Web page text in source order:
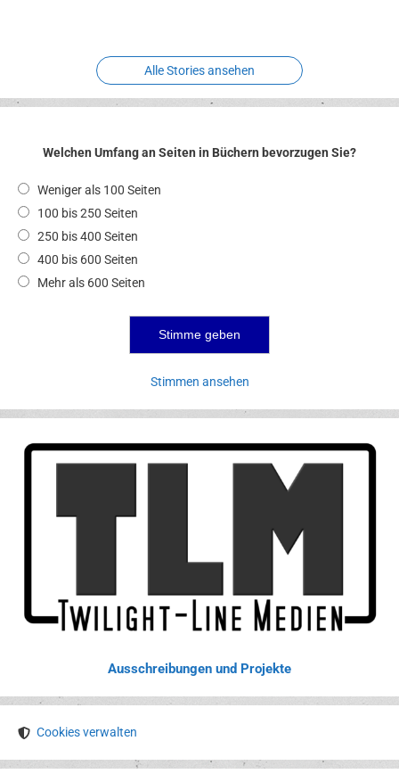
Alle Stories ansehen
Welchen Umfang an Seiten in Büchern bevorzugen Sie?
Weniger als 100 Seiten
100 bis 250 Seiten
250 bis 400 Seiten
400 bis 600 Seiten
Mehr als 600 Seiten
Stimmen ansehen
Ausschreibungen und Projekte
Cookies verwalten